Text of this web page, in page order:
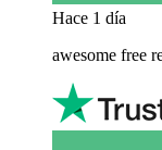
Hace 1 día
awesome free